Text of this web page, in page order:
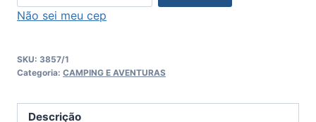
Não sei meu cep
SKU: 3857/1
Categoria: CAMPING E AVENTURAS
Descrição